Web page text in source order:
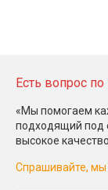
Есть вопрос по
«Мы помогаем
подходящий под
высокое
Спрашивайте,